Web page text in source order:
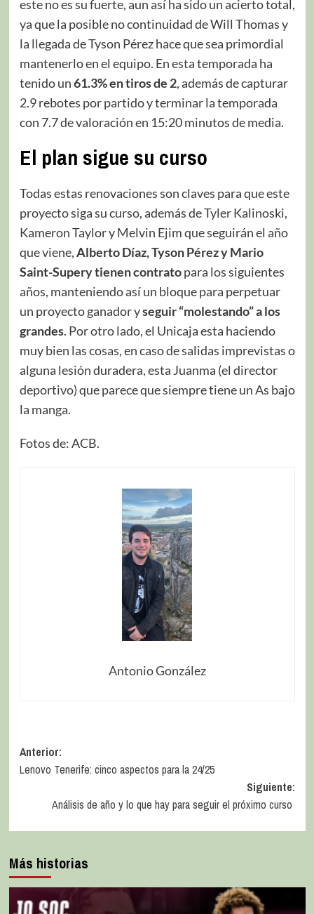
este no es su fuerte, aun así ha sido un acierto total,
ya que la posible no continuidad de Will Thomas y
la llegada de Tyson Pérez hace que sea primordial
mantenerlo en el equipo. En esta temporada ha
tenido un61.3% en tiros de 2, además de capturar
2.9 rebotes por partido y terminar la temporada
con 7.7 de valoración en 15:20 minutos de media.
El plan sigue su curso
Todas estas renovaciones son claves para que este
proyecto siga su curso, además de Tyler Kalinoski,
Kameron Taylor y Melvin Ejim que seguirán el año
que viene,Alberto Díaz, Tyson Pérez y Mario
Saint-Supery tienen contratopara los siguientes
años, manteniendo así un bloque para perpetuar
un proyecto ganador yseguir “molestando” a los
grandes. Por otro lado, el Unicaja esta haciendo
muy bien las cosas, en caso de salidas imprevistas o
alguna lesión duradera, esta Juanma (el director
deportivo) que parece que siempre tiene un As bajo
la manga.
Fotos de: ACB.
Antonio González
Anterior:
Lenovo Tenerife: cinco aspectos para la 24/25
Siguiente:
Análisis de año y lo que hay para seguir el próximo curso
Más historias